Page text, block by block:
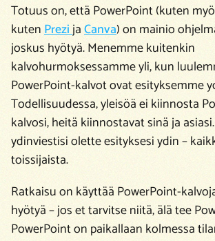
Totuus on, että PowerPoint (kuten
kutenPrezijaCanva) on mainio
joskus hyötyä. Menemme kuitenkin
kalvohurmoksessamme yli, kun
PowerPoint-kalvot ovat esityksemme
Todellisuudessa, yleisöä ei kiinnosta
kalvosi, heitä kiinnostavat sinä ja
ydinviestisi olette esityksesi ydin –
toissijaista.
Ratkaisu on käyttää PowerPoint-
hyötyä – jos et tarvitse niitä, älä tee
PowerPoint on paikallaan kolmessa